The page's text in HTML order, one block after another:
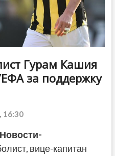
Гурам Кашия
за поддержку
16:30
вице-капитан